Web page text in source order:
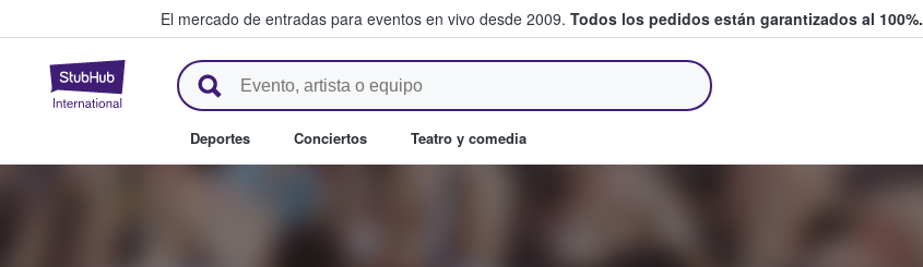
El mercado de entradas para eventos en vivo desde 2009. Todos los pedidos están garantizados al 100%.
StubHub: compra y venta de entradas entre fans
Deportes Conciertos Teatro y comedia